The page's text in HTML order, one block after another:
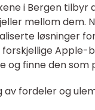
i Bergen
mellom dem.
løsninger
og finne den som
av fordeler og